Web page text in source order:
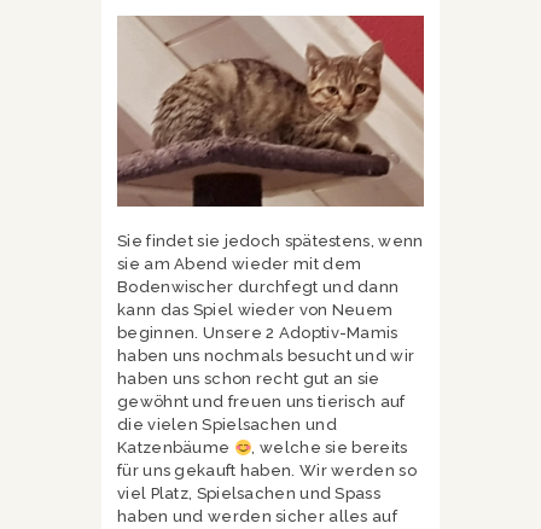
Sie findet sie jedoch spätestens, wenn
sie am Abend wieder mit dem
Bodenwischer durchfegt und dann
kann das Spiel wieder von Neuem
beginnen. Unsere 2 Adoptiv-Mamis
haben uns nochmals besucht und wir
haben uns schon recht gut an sie
gewöhnt und freuen uns tierisch auf
die vielen Spielsachen und
Katzenbäume
, welche sie bereits
für uns gekauft haben. Wir werden so
viel Platz, Spielsachen und Spass
haben und werden sicher alles auf